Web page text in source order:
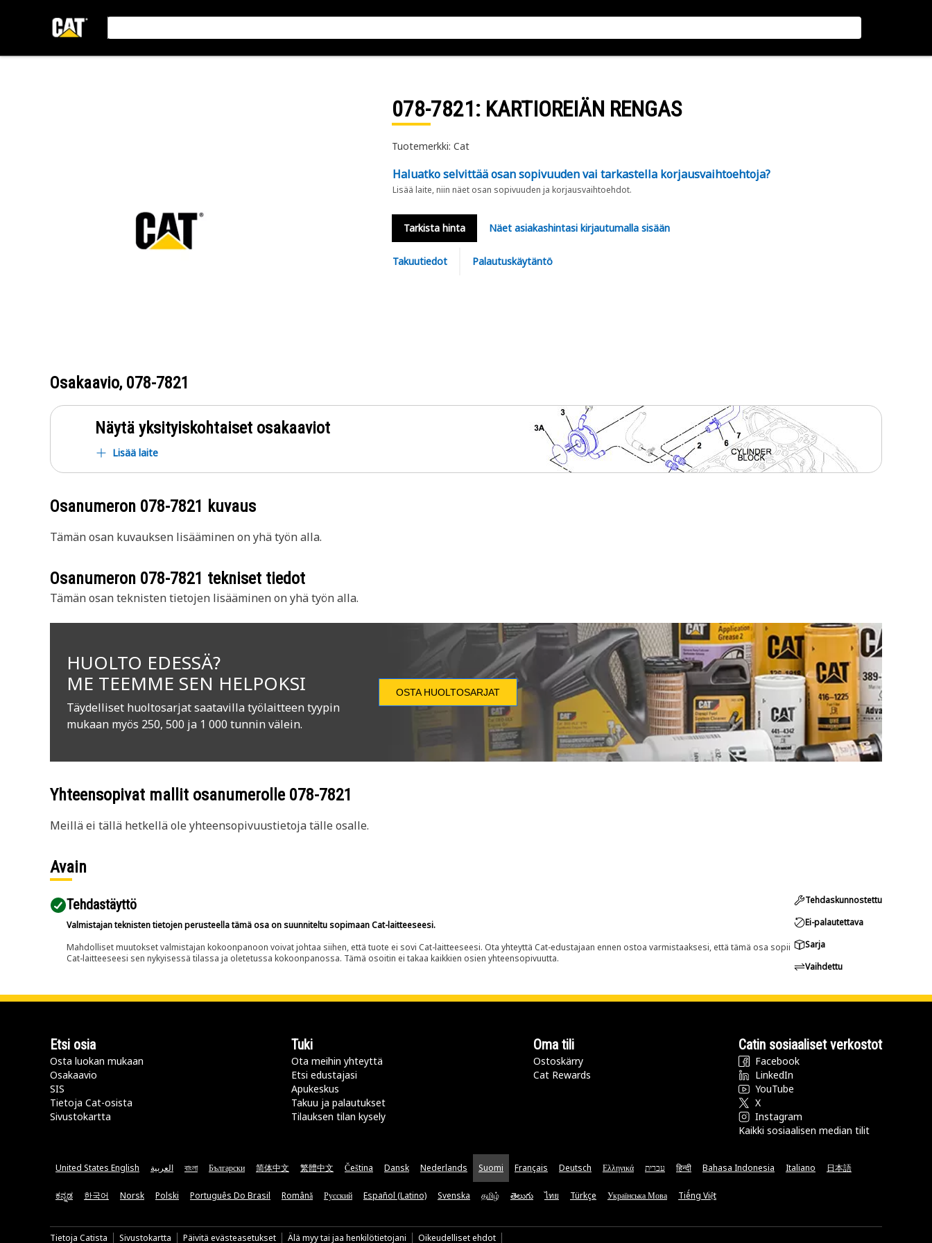
078-7821: KARTIOREIÄN RENGAS
Tuotemerkki: Cat
Haluatko selvittää osan sopivuuden vai tarkastella korjausvaihtoehtoja?
Lisää laite, niin näet osan sopivuuden ja korjausvaihtoehdot.
Tarkista hinta Näet asiakashintasi kirjautumalla sisään
Takuutiedot Palautuskäytäntö
Osakaavio, 078-7821
Näytä yksityiskohtaiset osakaaviot
Lisää laite
Osanumeron 078-7821 kuvaus
Tämän osan kuvauksen lisääminen on yhä työn alla.
Osanumeron 078-7821 tekniset tiedot
Tämän osan teknisten tietojen lisääminen on yhä työn alla.
HUOLTO EDESSÄ?
ME TEEMME SEN HELPOKSI
Täydelliset huoltosarjat saatavilla työlaitteen tyypin
mukaan myös 250, 500 ja 1 000 tunnin välein.
OSTA HUOLTOSARJAT
Yhteensopivat mallit osanumerolle 078-7821
Meillä ei tällä hetkellä ole yhteensopivuustietoja tälle osalle.
Avain
Tehdastäyttö
Valmistajan teknisten tietojen perusteella tämä osa on suunniteltu sopimaan Cat-laitteeseesi.
Mahdolliset muutokset valmistajan kokoonpanoon voivat johtaa siihen, että tuote ei sovi Cat-laitteeseesi. Ota yhteyttä Cat-edustajaan ennen ostoa varmistaaksesi, että tämä osa sopii
Cat-laitteeseesi sen nykyisessä tilassa ja oletetussa kokoonpanossa. Tämä osoitin ei takaa kaikkien osien yhteensopivuutta.
Tehdaskunnostettu
Ei-palautettava
Sarja
Vaihdettu
Etsi osia
Osta luokan mukaan
Osakaavio
SIS
Tietoja Cat-osista
Sivustokartta
Tuki
Ota meihin yhteyttä
Etsi edustajasi
Apukeskus
Takuu ja palautukset
Tilauksen tilan kysely
Oma tili
Ostoskärry
Cat Rewards
Catin sosiaaliset verkostot
Facebook
LinkedIn
YouTube
X
Instagram
Kaikki sosiaalisen median tilit
United States English العربية বাংলা Български 简体中文 繁體中文 Čeština Dansk Nederlands Suomi Français Deutsch Ελληνικά עברית हिन्दी Bahasa Indonesia Italiano 日本語
ಕನ್ನಡ 한국어 Norsk Polski Português Do Brasil Română Русский Español (Latino) Svenska தமிழ் తెలుగు ไทย Türkçe Українська Мова Tiếng Việt
Tietoja Catista Sivustokartta Päivitä evästeasetukset Älä myy tai jaa henkilötietojani Oikeudelliset ehdot